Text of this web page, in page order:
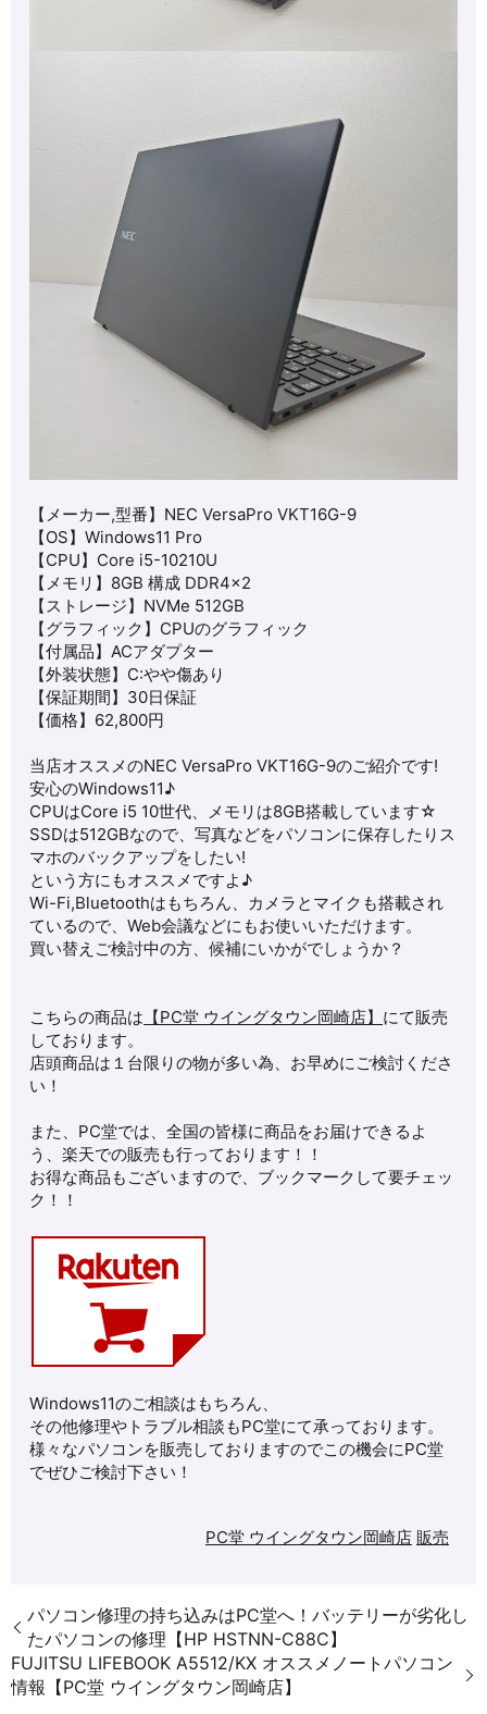
【メーカー,型番】 NEC VersaPro VKT16G-9
【OS】Windows11 Pro
【CPU】 Core i5-10210U
【メモリ】8GB 構成 DDR4×2
【ストレージ】NVMe 512GB
【グラフィック】 CPUのグラフィック
【付属品】ACアダプター
【外装状態】C:やや傷あり
【保証期間】30日保証
【価格】62,800円
当店オススメのNEC VersaPro VKT16G-9のご紹介です!
安心のWindows11♪
CPUはCore i5 10世代、メモリは8GB搭載しています☆
SSDは512GBなので、写真などをパソコンに保存したりス
マホのバックアップをしたい!
という方にもオススメですよ♪
Wi-Fi,Bluetoothはもちろん、カメラとマイクも搭載され
ているので、Web会議などにもお使いいただけます。
買い替えご検討中の方、候補にいかがでしょうか？
こちらの商品は 【PC堂 ウイングタウン岡崎店】 にて販売
しております。
店頭商品は１台限りの物が多い為、お早めにご検討くださ
い！
また、PC堂では、全国の皆様に商品をお届けできるよ
う、楽天での販売も行っております！！
お得な商品もございますので、ブックマークして要チェッ
ク！！
Windows11のご相談はもちろん、
その他修理や トラブル相談もPC堂にて承っております。
様々なパソコンを販売しておりますのでこの機会にPC堂
でぜひご検討下さい！
PC堂 ウイングタウン岡崎店 販売
パソコン修理の持ち込みはPC堂へ！バッテリーが劣化し
たパソコンの修理【HP HSTNN-C88C】
FUJITSU LIFEBOOK A5512/KX オススメノートパソコン
情報【PC堂 ウイングタウン岡崎店】